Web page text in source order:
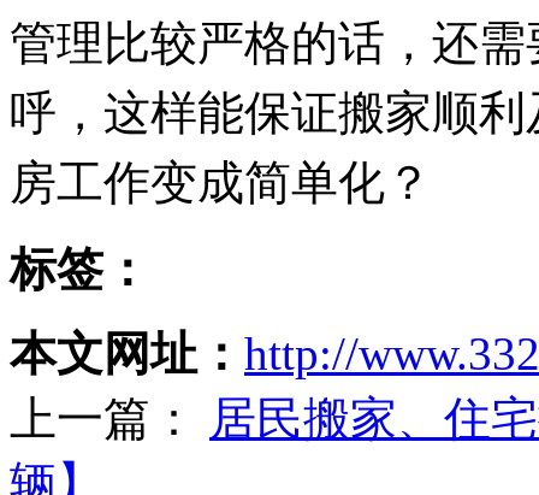
管理比较严格的话，还
呼，这样能保证搬家顺
房工作变成简单化？
标签：
本文网址： http://
上一篇：
居民搬家、住
辆】